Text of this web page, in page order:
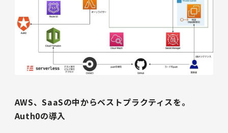
AWS、SaaSの中からベストプラクティスを。
Auth0の導入